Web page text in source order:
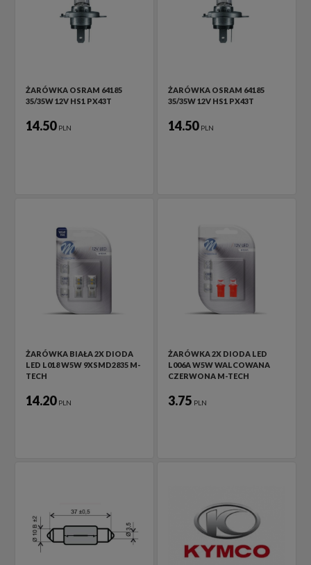
ŻARÓWKA OSRAM 64185
35/35W 12V HS1 PX43T
14.50 PLN
ŻARÓWKA OSRAM 64185
35/35W 12V HS1 PX43T
14.50 PLN
ŻARÓWKA BIAŁA 2X DIODA
LED L018 W5W 9XSMD2835 M-
TECH
14.20 PLN
ŻARÓWKA 2X DIODA LED
L006A W5W WALCOWANA
CZERWONA M-TECH
3.75 PLN